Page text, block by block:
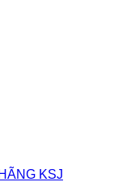
KSJ